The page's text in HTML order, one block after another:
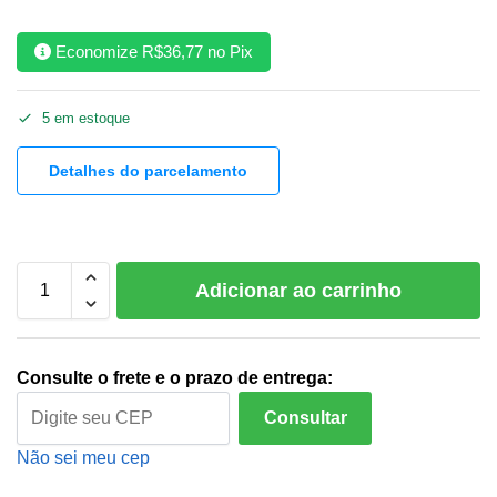
Economize R$36,77 no Pix
5 em estoque
Detalhes do parcelamento
Adicionar ao carrinho
Consulte o frete e o prazo de entrega:
Consultar
Não sei meu cep